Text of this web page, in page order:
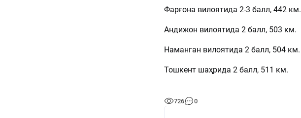
Фарғона вилоятида 2-3 балл, 442 км.
Андижон вилоятида 2 балл, 503 км.
Наманган вилоятида 2 балл, 504 км.
Тошкент шаҳрида 2 балл, 511 км.
726 0